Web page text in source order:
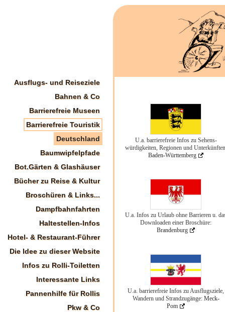
Ausflugs- und Reiseziele
Bahnen & Co
Barrierefreie Museen
Barrierefreie Touristik
Deutschland
Baumwipfelpfade
Bot.Gärten & Glashäuser
Bücher zu Reise & Kultur
Broschüren & Links...
Dampfbahnfahrten
Haltestellen-Infos
Hotel- & Restaurant-Führer
Die Idee zu dieser Website
Infos zu Rolli-Toiletten
Interessante Links
Pannenhilfe für Rollis
Pkw & Co
U.a. barrierefreie Infos zu Sehens-
würdigkeiten, Regionen und
Baden-Württemberg
U.a. Infos zu Urlaub ohne Barrieren u.
Downloaden einer Broschüre:
Brandenburg
U.a. barrierefreie Infos zu Ausflugsziele,
Wandern und Strandzugänge: Meck-
Pom